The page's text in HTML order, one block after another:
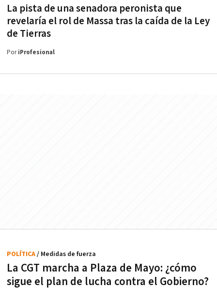
La pista de una senadora peronista que
revelaría el rol de Massa tras la caída de la Ley
de Tierras
PoriProfesional
La CGT marcha a Plaza de Mayo: ¿cómo
sigue el plan de lucha contra el Gobierno?
POLÍTICA/ Medidas de fuerza